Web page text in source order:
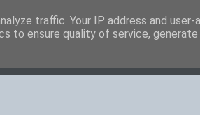
traffic. Your IP address and user-
to ensure quality of service, generate